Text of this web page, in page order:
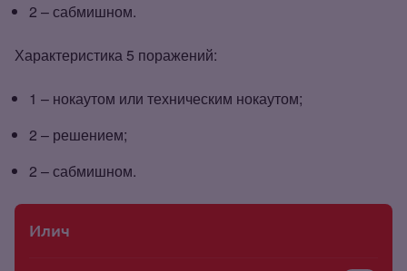
2 – сабмишном.
Характеристика 5 поражений:
1 – нокаутом или техническим нокаутом;
2 – решением;
2 – сабмишном.
Илич